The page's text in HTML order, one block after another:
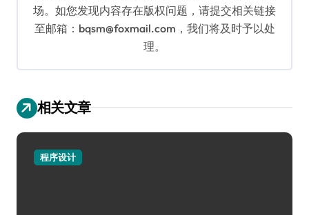
场。如您发现内容存在版权问题，请提交相关链接
至邮箱：bqsm@foxmail.com，我们将及时予以处
理。
相关文章
程序设计